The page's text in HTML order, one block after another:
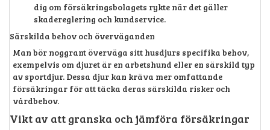
dig om försäkringsbolagets rykte när det gäller
skadereglering och kundservice.
Särskilda behov och överväganden
Man bör noggrant överväga sitt husdjurs specifika behov,
exempelvis om djuret är en arbetshund eller en särskild typ
av sportdjur. Dessa djur kan kräva mer omfattande
försäkringar för att täcka deras särskilda risker och
vårdbehov.
Vikt av att granska och jämföra försäkringar